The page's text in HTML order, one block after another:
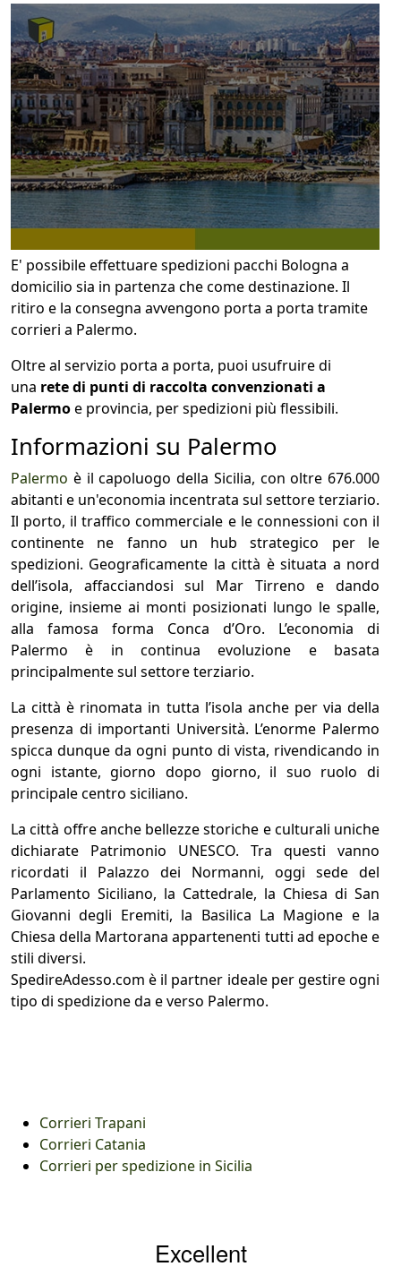
E' possibile effettuare spedizioni pacchi Bologna a
domicilio sia in partenza che come destinazione. Il
ritiro e la consegna avvengono porta a porta tramite
corrieri a Palermo.
Oltre al servizio porta a porta, puoi usufruire di
una rete di punti di raccolta convenzionati a
Palermoe provincia, per spedizioni più flessibili.
Informazioni su Palermo
Palermo è il capoluogo della Sicilia, con oltre 676.000
abitanti e un'economia incentrata sul settore terziario.
Il porto, il traffico commerciale e le connessioni con il
continente ne fanno un hub strategico per le
spedizioni. Geograficamente la città è situata a nord
dell’isola, affacciandosi sul Mar Tirreno e dando
origine, insieme ai monti posizionati lungo le spalle,
alla famosa forma Conca d’Oro. L’economia di
Palermo è in continua evoluzione e basata
principalmente sul settore terziario.
La città è rinomata in tutta l’isola anche per via della
presenza di importanti Università. L’enorme Palermo
spicca dunque da ogni punto di vista, rivendicando in
ogni istante, giorno dopo giorno, il suo ruolo di
principale centro siciliano.
La città offre anche bellezze storiche e culturali uniche
dichiarate Patrimonio UNESCO. Tra questi vanno
ricordati il Palazzo dei Normanni, oggi sede del
Parlamento Siciliano, la Cattedrale, la Chiesa di San
Giovanni degli Eremiti, la Basilica La Magione e la
Chiesa della Martorana appartenenti tutti ad epoche e
stili diversi.
SpedireAdesso.com è il partner ideale per gestire ogni
tipo di spedizione da e verso Palermo.
Corrieri Trapani
Corrieri Catania
Corrieri per spedizione in Sicilia
Excellent